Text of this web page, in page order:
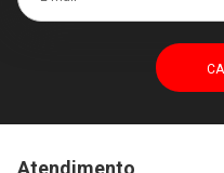
Atendimento